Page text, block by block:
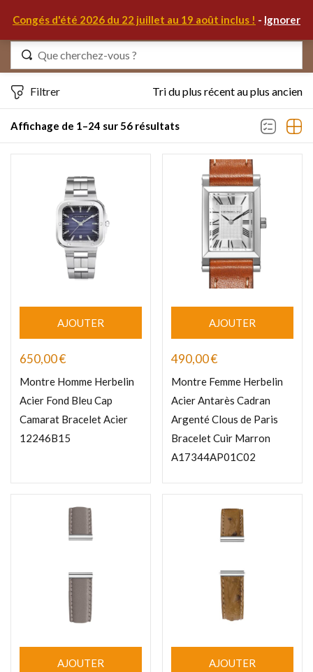
Congés d'été 2026 du 22 juillet au 19 août inclus ! - Ignorer
Affichage de 1–24 sur 56 résultats
Filtrer Tri du plus récent au plus ancien
AJOUTER
650,00€
Montre Homme Herbelin
Acier Fond Bleu Cap
Camarat Bracelet Acier
12246B15
AJOUTER
490,00€
Montre Femme Herbelin
Acier Antarès Cadran
Argenté Clous de Paris
Bracelet Cuir Marron
A17344AP01C02
AJOUTER AJOUTER
Identifiez-vous
Mot de passe oublié ?